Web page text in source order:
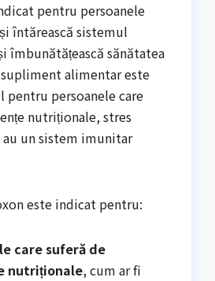
pentru persoanele
întărească sistemul
îmbunătățească sănătatea
supliment alimentar este
persoanele care
nutriționale, stres
au un sistem imunitar
este indicat pentru:
care suferă de
nutriționale, cum ar fi